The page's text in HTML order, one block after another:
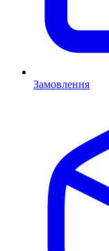
Замовлення